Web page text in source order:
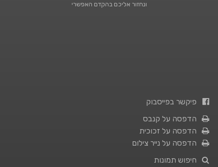
ונחזור אליכם בהקדם האפשרי
פיקשר בפייסבוק
הדפסה על קנבס
הדפסה על זכוכית
הדפסה על נייר צילום
חיפוש תמונות